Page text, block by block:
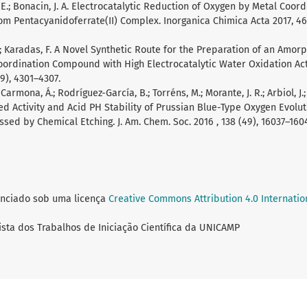
E.; Bonacin, J. A. Electrocatalytic Reduction of Oxygen by Metal
Pentacyanidoferrate(II) Complex. Inorganica Chimica Acta 2017,
Karadas, F. A Novel Synthetic Route for the Preparation of an
Compound with High Electrocatalytic Water Oxidation
4301–4307.
Carmona, Á.; Rodríguez-García, B.; Torréns, M.; Morante, J. R.; Arbiol,
Activity and Acid PH Stability of Prussian Blue-Type Oxygen
by Chemical Etching. J. Am. Chem. Soc. 2016 , 138 (49),
sob uma licença Creative Commons Attribution 4.0
dos Trabalhos de Iniciação Científica da UNICAMP